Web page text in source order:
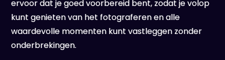
ervoor dat je goed voorbereid bent, zodat je volop
kunt genieten van het fotograferen en alle
waardevolle momenten kunt vastleggen zonder
onderbrekingen.